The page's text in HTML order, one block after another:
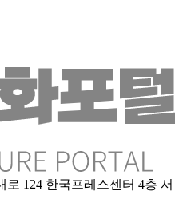
124 한국프레스센터 4층 서